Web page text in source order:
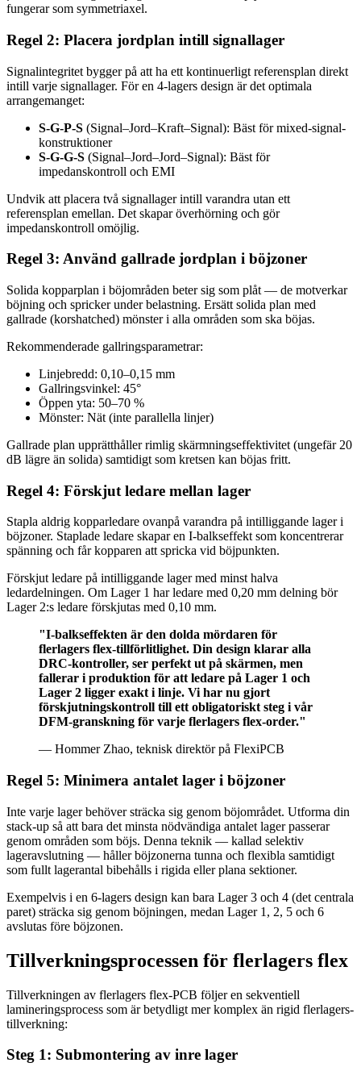
fungerar som symmetriaxel.
Regel 2: Placera jordplan intill signallager
Signalintegritet bygger på att ha ett kontinuerligt referensplan direkt
intill varje signallager. För en 4-lagers design är det optimala
arrangemanget:
S-G-P-S (Signal–Jord–Kraft–Signal): Bäst för mixed-signal-
konstruktioner
S-G-G-S (Signal–Jord–Jord–Signal): Bäst för
impedanskontroll och EMI
Undvik att placera två signallager intill varandra utan ett
referensplan emellan. Det skapar överhörning och gör
impedanskontroll omöjlig.
Regel 3: Använd gallrade jordplan i böjzoner
Solida kopparplan i böjområden beter sig som plåt — de motverkar
böjning och spricker under belastning. Ersätt solida plan med
gallrade (korshatched) mönster i alla områden som ska böjas.
Rekommenderade gallringsparametrar:
Linjebredd: 0,10–0,15 mm
Gallringsvinkel: 45°
Öppen yta: 50–70 %
Mönster: Nät (inte parallella linjer)
Gallrade plan upprätthåller rimlig skärmningseffektivitet (ungefär 20
dB lägre än solida) samtidigt som kretsen kan böjas fritt.
Regel 4: Förskjut ledare mellan lager
Stapla aldrig kopparledare ovanpå varandra på intilliggande lager i
böjzoner. Staplade ledare skapar en I-balkseffekt som koncentrerar
spänning och får kopparen att spricka vid böjpunkten.
Förskjut ledare på intilliggande lager med minst halva
ledardelningen. Om Lager 1 har ledare med 0,20 mm delning bör
Lager 2:s ledare förskjutas med 0,10 mm.
"I-balkseffekten är den dolda mördaren för
flerlagers flex-tillförlitlighet. Din design klarar alla
DRC-kontroller, ser perfekt ut på skärmen, men
fallerar i produktion för att ledare på Lager 1 och
Lager 2 ligger exakt i linje. Vi har nu gjort
förskjutningskontroll till ett obligatoriskt steg i vår
DFM-granskning för varje flerlagers flex-order."
— Hommer Zhao, teknisk direktör på FlexiPCB
Regel 5: Minimera antalet lager i böjzoner
Inte varje lager behöver sträcka sig genom böjområdet. Utforma din
stack-up så att bara det minsta nödvändiga antalet lager passerar
genom områden som böjs. Denna teknik — kallad selektiv
lageravslutning — håller böjzonerna tunna och flexibla samtidigt
som fullt lagerantal bibehålls i rigida eller plana sektioner.
Exempelvis i en 6-lagers design kan bara Lager 3 och 4 (det centrala
paret) sträcka sig genom böjningen, medan Lager 1, 2, 5 och 6
avslutas före böjzonen.
Tillverkningsprocessen för flerlagers flex
Tillverkningen av flerlagers flex-PCB följer en sekventiell
lamineringsprocess som är betydligt mer komplex än rigid flerlagers-
tillverkning:
Steg 1: Submontering av inre lager